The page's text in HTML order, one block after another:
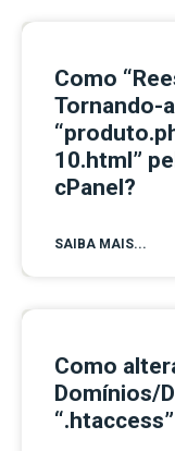
Como
Tornando-
10.html”
cPanel?
SAIBA MAIS...
Como
Domínios/